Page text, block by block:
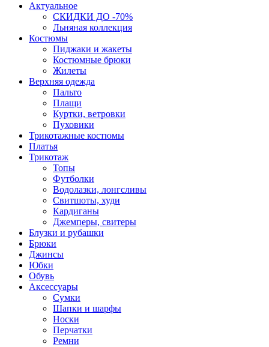
Актуальное
СКИДКИ ДО -70%
Льняная коллекция
Костюмы
Пиджаки и жакеты
Костюмные брюки
Жилеты
Верхняя одежда
Пальто
Плащи
Куртки, ветровки
Пуховики
Трикотажные костюмы
Платья
Трикотаж
Топы
Футболки
Водолазки, лонгсливы
Свитшоты, худи
Кардиганы
Джемперы, свитеры
Блузки и рубашки
Брюки
Джинсы
Юбки
Обувь
Аксессуары
Сумки
Шапки и шарфы
Носки
Перчатки
Ремни